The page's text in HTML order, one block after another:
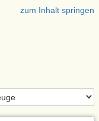
zum Inhalt springen